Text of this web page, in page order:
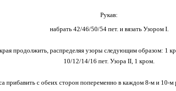
Рукав:
набрать 42/46/50/54 пет. и вязать Узором I.
продолжить, распределяя узоры следующим образом: 1
10/12/14/16 пет. Узора II, 1 кром.
прибавить с обеих сторон попеременно в каждом 8-м и 10-